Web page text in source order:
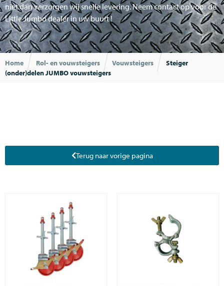
niet dan verzorgen wij snelle levering. Neem contact op voor de
Little Jumbo dealer in uw buurt !
Home Rol- en vouwsteigers Vouwsteigers
Steiger
(onder)delen JUMBO vouwsteigers
Terug naar vorige pagina